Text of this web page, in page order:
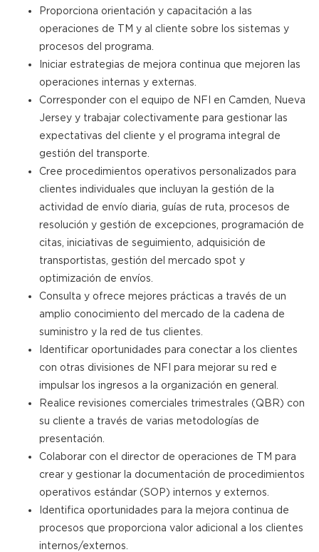
Proporciona orientación y capacitación a las
operaciones de TM y al cliente sobre los sistemas y
procesos del programa.
Iniciar estrategias de mejora continua que mejoren las
operaciones internas y externas.
Corresponder con el equipo de NFI en Camden, Nueva
Jersey y trabajar colectivamente para gestionar las
expectativas del cliente y el programa integral de
gestión del transporte.
Cree procedimientos operativos personalizados para
clientes individuales que incluyan la gestión de la
actividad de envío diaria, guías de ruta, procesos de
resolución y gestión de excepciones, programación de
citas, iniciativas de seguimiento, adquisición de
transportistas, gestión del mercado spot y
optimización de envíos.
Consulta y ofrece mejores prácticas a través de un
amplio conocimiento del mercado de la cadena de
suministro y la red de tus clientes.
Identificar oportunidades para conectar a los clientes
con otras divisiones de NFI para mejorar su red e
impulsar los ingresos a la organización en general.
Realice revisiones comerciales trimestrales (QBR) con
su cliente a través de varias metodologías de
presentación.
Colaborar con el director de operaciones de TM para
crear y gestionar la documentación de procedimientos
operativos estándar (SOP) internos y externos.
Identifica oportunidades para la mejora continua de
procesos que proporciona valor adicional a los clientes
internos/externos.